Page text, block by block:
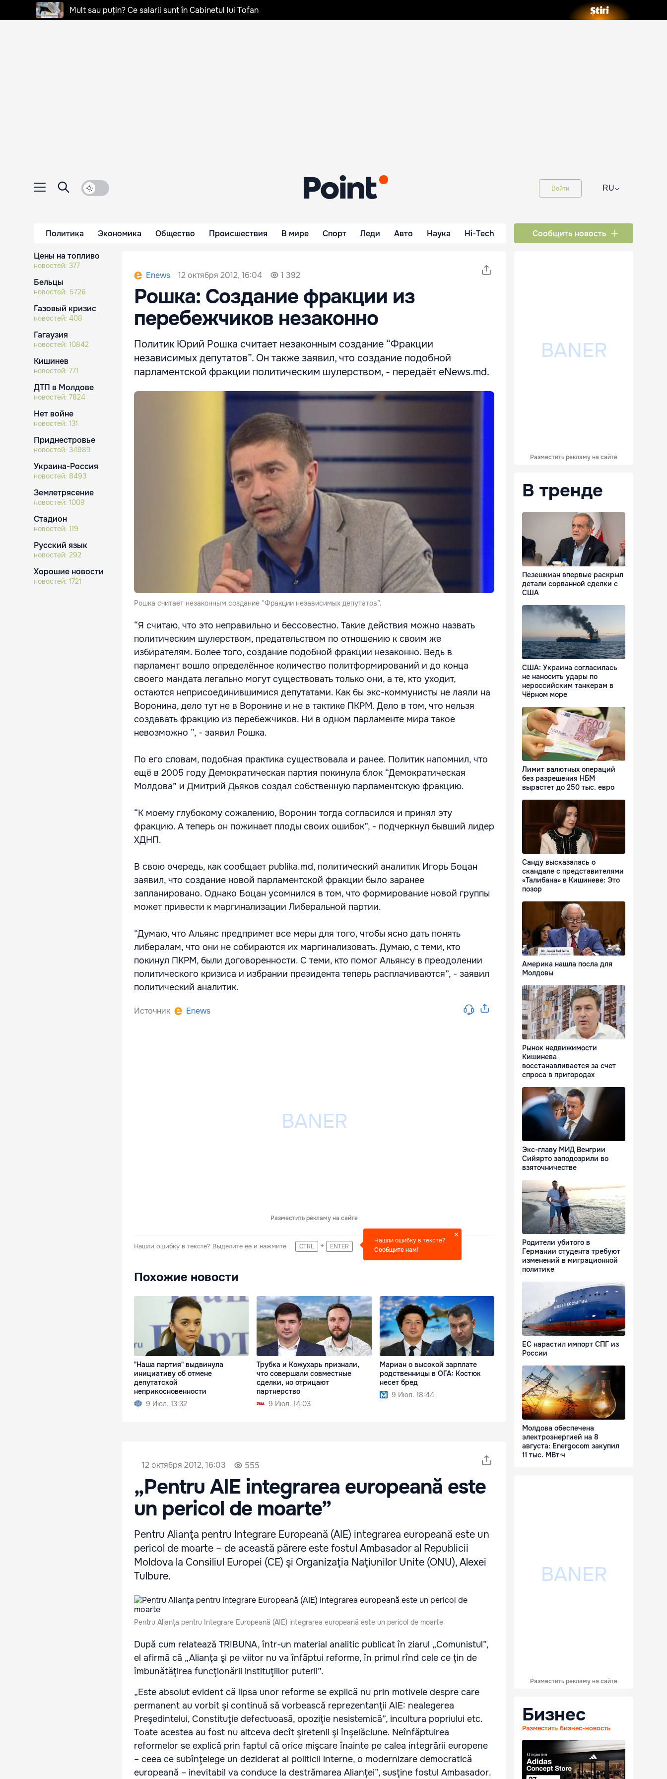
Mult sau puțin? Ce salarii sunt în Cabinetul lui Tofan
Войти RU⌵
Политика Экономика Общество Происшествия В мире Спорт Леди Авто Наука Hi-Tech Сообщить новость
Цены на топливо
новостей: 377
Бельцы
новостей: 5726
Газовый кризис
новостей: 408
Гагаузия
новостей: 10842
Кишинев
новостей: 771
ДТП в Молдове
новостей: 7824
Нет войне
новостей: 131
Приднестровье
новостей: 34989
Украина-Россия
новостей: 8493
Землетрясение
новостей: 1009
Стадион
новостей: 119
Русский язык
новостей: 292
Хорошие новости
новостей: 1721
Enews 12 октября 2012, 16:04 1 392
Рошка: Создание фракции из
перебежчиков незаконно
Политик Юрий Рошка считает незаконным создание “Фракции
независимых депутатов”. Он также заявил, что создание подобной
парламентской фракции политическим шулерством, - передаёт eNews.md.
Рошка считает незаконным создание “Фракции независимых депутатов”.
“Я считаю, что это неправильно и бессовестно. Такие действия можно назвать
политическим шулерством, предательством по отношению к своим же
избирателям. Более того, создание подобной фракции незаконно. Ведь в
парламент вошло определённое количество политформирований и до конца
своего мандата легально могут существовать только они, а те, кто уходит,
остаются неприсоединившимися депутатами. Как бы экс-коммунисты не лаяли на
Воронина, дело тут не в Воронине и не в тактике ПКРМ. Дело в том, что нельзя
создавать фракцию из перебежчиков. Ни в одном парламенте мира такое
невозможно ”, - заявил Рошка.
По его словам, подобная практика существовала и ранее. Политик напомнил, что
ещё в 2005 году Демократическая партия покинула блок “Демократическая
Молдова” и Дмитрий Дьяков создал собственную парламентскую фракцию.
“К моему глубокому сожалению, Воронин тогда согласился и принял эту
фракцию. А теперь он пожинает плоды своих ошибок”, - подчеркнул бывший лидер
ХДНП.
В свою очередь, как сообщает publika.md, политический аналитик Игорь Боцан
заявил, что создание новой парламентской фракции было заранее
запланировано. Однако Боцан усомнился в том, что формирование новой группы
может привести к маргинализации Либеральной партии.
“Думаю, что Альянс предпримет все меры для того, чтобы ясно дать понять
либералам, что они не собираются их маргинализовать. Думаю, с теми, кто
покинул ПКРМ, были договоренности. С теми, кто помог Альянсу в преодолении
политического кризиса и избрании президента теперь расплачиваются”, - заявил
политический аналитик.
Источник Enews
Разместить рекламу на сайте
Нашли ошибку в тексте? Выделите ее и нажмите CTRL + ENTER
Нашли ошибку в тексте?
Сообщите нам!
Похожие новости
"Наша партия" выдвинула
инициативу об отмене
депутатской
неприкосновенности
9 Июл. 13:32
Трубка и Кожухарь признали,
что совершали совместные
сделки, но отрицают
партнерство
9 Июл. 14:03
Мариан о высокой зарплате
родственницы в ОГА: Костюк
несет бред
9 Июл. 18:44
12 октября 2012, 16:03 555
„Pentru AIE integrarea europeană este
un pericol de moarte”
Pentru Alianţa pentru Integrare Europeană (AIE) integrarea europeană este un
pericol de moarte – de această părere este fostul Ambasador al Republicii
Moldova la Consiliul Europei (CE) şi Organizaţia Naţiunilor Unite (ONU), Alexei
Tulbure.
Pentru Alianţa pentru Integrare Europeană (AIE) integrarea europeană este un pericol de moarte
După cum relatează TRIBUNA, într-un material analitic publicat în ziarul „Comunistul”,
el afirmă că „Alianţa şi pe viitor nu va înfăptui reforme, în primul rînd cele ce ţin de
îmbunătăţirea funcţionării instituţiilor puterii”.
„Este absolut evident că lipsa unor reforme se explică nu prin motivele despre care
permanent au vorbit şi continuă să vorbească reprezentanţii AIE: nealegerea
Preşedintelui, Constituţie defectuoasă, opoziţie nesistemică”, incultura popriului etc.
Toate acestea au fost nu altceva decît şiretenii şi înşelăciune. Neînfăptuirea
reformelor se explică prin faptul că orice mişcare înainte pe calea integrării europene
– ceea ce subînţelege un deziderat al politicii interne, o modernizare democratică
europeană – inevitabil va conduce la destrămarea Alianţei”, susţine fostul Ambasador.
Разместить рекламу на сайте
В тренде
Пезешкиан впервые раскрыл
детали сорванной сделки с
США
США: Украина согласилась
не наносить удары по
нероссийским танкерам в
Чёрном море
Лимит валютных операций
без разрешения НБМ
вырастет до 250 тыс. евро
Санду высказалась о
скандале с представителями
«Талибана» в Кишиневе: Это
позор
Америка нашла посла для
Молдовы
Рынок недвижимости
Кишинева
восстанавливается за счет
спроса в пригородах
Экс-главу МИД Венгрии
Сийярто заподозрили во
взяточничестве
Родители убитого в
Германии студента требуют
изменений в миграционной
политике
ЕС нарастил импорт СПГ из
России
Молдова обеспечена
электроэнергией на 8
августа: Energocom закупил
11 тыс. МВт·ч
Разместить рекламу на сайте
Бизнес
Разместить бизнес-новость